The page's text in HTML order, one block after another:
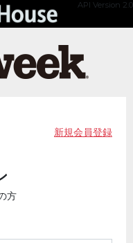
API Version 2.0
新規会員登録
方